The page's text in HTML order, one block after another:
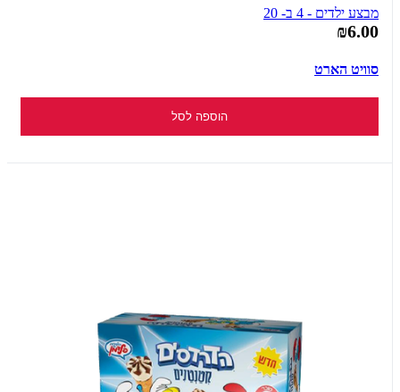
מבצע ילדים - 4 ב- 20
₪6.00
סוויט הארט
הוספה לסל